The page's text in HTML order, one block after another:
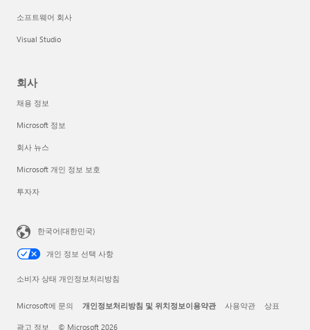
소프트웨어 회사
Visual Studio
회사
채용 정보
Microsoft 정보
회사 뉴스
Microsoft 개인 정보 보호
투자자
한국어(대한민국)
개인 정보 선택 사항
소비자 상태 개인정보처리방침
Microsoft에 문의 개인정보처리방침 및 위치정보이용약관 사용약관 상표
광고 정보 © Microsoft 2026